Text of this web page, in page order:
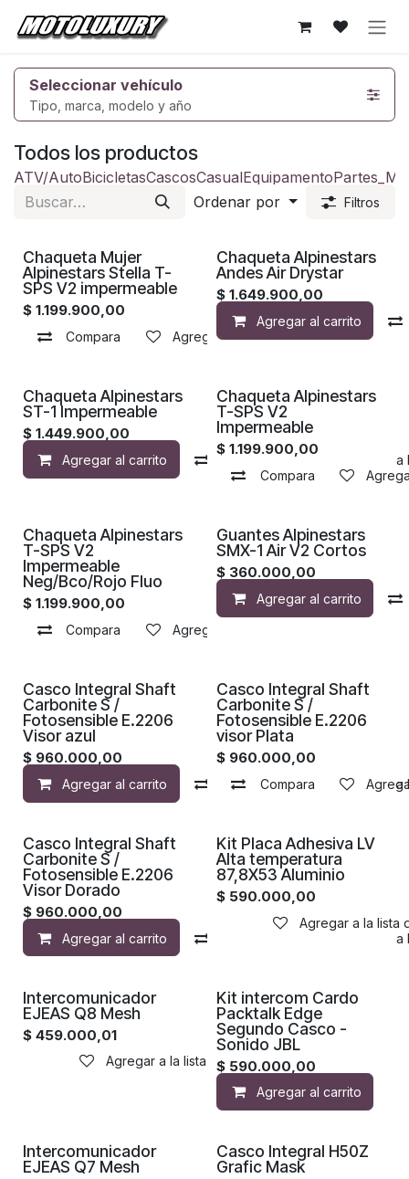
Ir al contenido
Seleccionar vehículo
Tipo, marca, modelo y año
Todos los productos
ATV/AutoBicicletasCascosCasualEquipamento
Ordenar por
Filtros
Chaqueta Mujer
Alpinestars Stella T-
SPS V2 impermeable
$ 1.199.900,00
Compara Agregar a la lista de deseos
Chaqueta Alpinestars
Andes Air Drystar
$1.649.900,00
Agregar al carrito
Chaqueta Alpinestars
ST-1 Impermeable
$ 1.449.900,00
Agregar al carrito Agregar a
Chaqueta Alpinestars
T-SPS V2
Impermeable
$1.199.900,00
Compara
Chaqueta Alpinestars
T-SPS V2
Impermeable
Neg/Bco/Rojo Fluo
$ 1.199.900,00
Compara Agregar a la lista de deseos
Guantes Alpinestars
SMX-1 Air V2 Cortos
$ 360.000,00
Agregar al carrito
¡Nuevo!
Casco Integral Shaft
Carbonite S /
Fotosensible E.2206
Visor azul
$ 960.000,00
Agregar al carrito Compara Agregar a
¡Nuevo!
Casco Integral Shaft
Carbonite S /
Fotosensible E.2206
visor Plata
$ 960.000,00
Compara
¡Nuevo!
Casco Integral Shaft
Carbonite S /
Fotosensible E.2206
Visor Dorado
$ 960.000,00
Agregar al carrito Agregar a
Kit Placa Adhesiva LV
Alta temperatura
87,8X53 Aluminio
$ 590.000,00
Agregar a la lista
Intercomunicador
EJEAS Q8 Mesh
$ 459.000,01
Agregar a la lista de deseos
Kit intercom Cardo
Packtalk Edge
Segundo Casco -
Sonido JBL
$ 590.000,00
Agregar al carrito
Intercomunicador
EJEAS Q7 Mesh
Casco Integral H50Z
Grafic Mask